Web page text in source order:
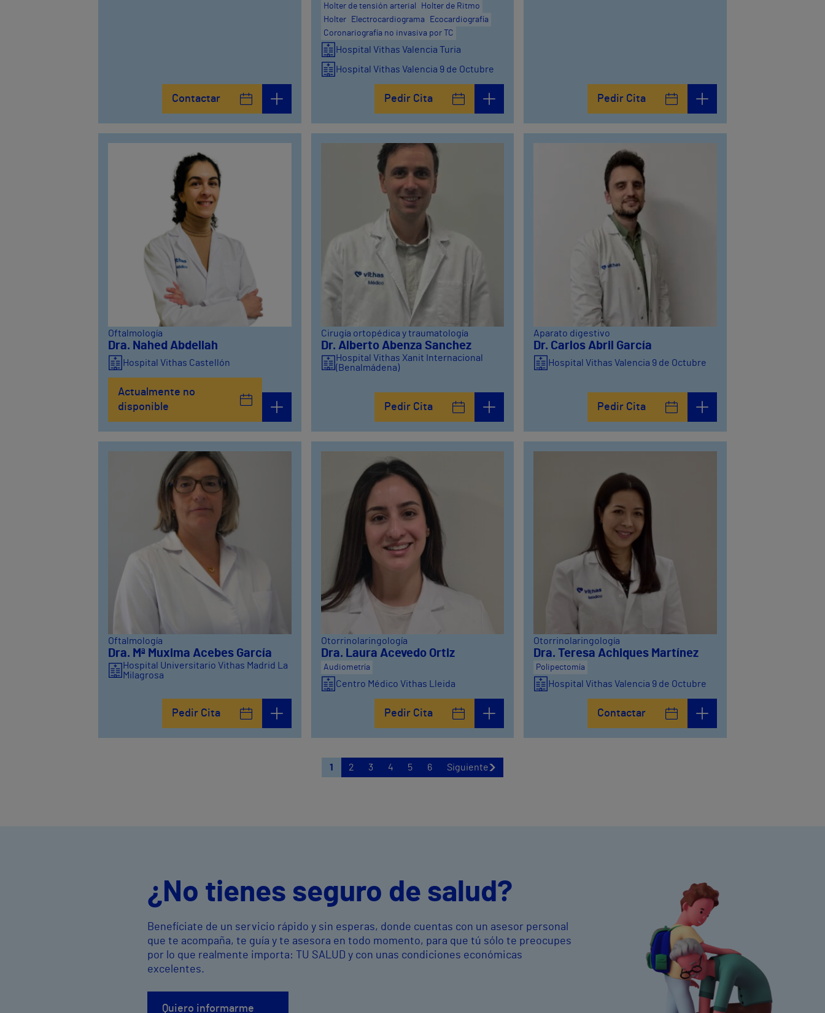
Contactar
Holter de tensión arterial
Holter de Ritmo
Holter
Electrocardiograma
Ecocardiografía
Coronariografía no invasiva por TC
Hospital Vithas Valencia Turia
Hospital Vithas Valencia 9 de Octubre
Pedir Cita Pedir Cita
Oftalmología
Dra. Nahed Abdellah
Hospital Vithas Castellón
Actualmente no
disponible
Cirugía ortopédica y traumatología
Dr. Alberto Abenza Sanchez
Hospital Vithas Xanit Internacional
(Benalmádena)
Pedir Cita
Aparato digestivo
Dr. Carlos Abril García
Hospital Vithas Valencia 9 de Octubre
Pedir Cita
Oftalmología
Dra. Mª Muxima Acebes García
Hospital Universitario Vithas Madrid La
Milagrosa
Pedir Cita
Otorrinolaringología
Dra. Laura Acevedo Ortiz
Audiometría
Centro Médico Vithas Lleida
Pedir Cita
Otorrinolaringología
Dra. Teresa Achiques Martínez
Polipectomía
Hospital Vithas Valencia 9 de Octubre
Contactar
1 2 3 4 5 6 Siguiente
¿No tienes seguro de salud?
Benefíciate de un servicio rápido y sin esperas, donde cuentas con un asesor personal
que te acompaña, te guía y te asesora en todo momento, para que tú sólo te preocupes
por lo que realmente importa: TU SALUD y con unas condiciones económicas
excelentes.
Quiero informarme